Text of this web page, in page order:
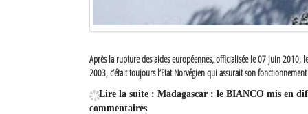
Après la rupture des aides européennes, officialisée le 07 juin
2003, c’était toujours l’Etat Norvégien qui assurait son
Lire la suite : Madagascar : le BIANCO mis en
commentaires